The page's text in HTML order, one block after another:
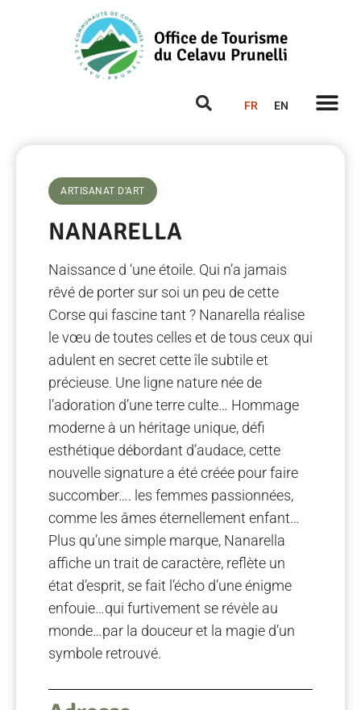
Office de Tourisme
du Celavu Prunelli
FR EN
ARTISANAT D’ART
NANARELLA
Naissance d ‘une étoile. Qui n’a jamais
rêvé de porter sur soi un peu de cette
Corse qui fascine tant ? Nanarella réalise
le vœu de toutes celles et de tous ceux qui
adulent en secret cette île subtile et
précieuse. Une ligne nature née de
l’adoration d’une terre culte… Hommage
moderne à un héritage unique, défi
esthétique débordant d’audace, cette
nouvelle signature a été créée pour faire
succomber…. les femmes passionnées,
comme les âmes éternellement enfant…
Plus qu’une simple marque, Nanarella
affiche un trait de caractère, reflète un
état d’esprit, se fait l’écho d’une énigme
enfouie…qui furtivement se révèle au
monde…par la douceur et la magie d’un
symbole retrouvé.